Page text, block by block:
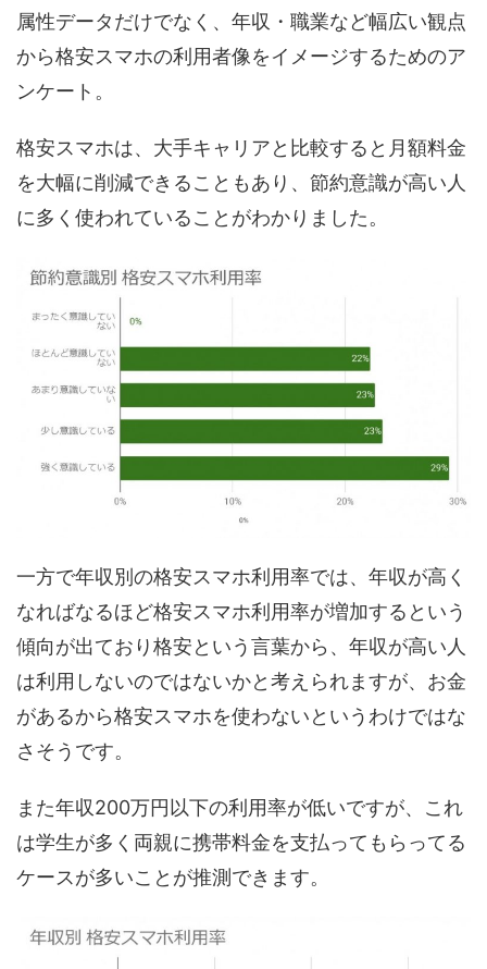
属性データだけでなく、年収・職業など幅広い観点
から格安スマホの利用者像をイメージするためのア
ンケート。
格安スマホは、大手キャリアと比較すると月額料金
を大幅に削減できることもあり、節約意識が高い人
に多く使われていることがわかりました。
一方で年収別の格安スマホ利用率では、年収が高く
なればなるほど格安スマホ利用率が増加するという
傾向が出ており格安という言葉から、年収が高い人
は利用しないのではないかと考えられますが、お金
があるから格安スマホを使わないというわけではな
さそうです。
また年収200万円以下の利用率が低いですが、これ
は学生が多く両親に携帯料金を支払ってもらってる
ケースが多いことが推測できます。